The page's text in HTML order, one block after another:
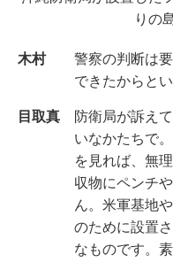
りの
木村
警察の判断は
できたからと
目取真
防衛局が訴え
いなかたちで
を見れば、無
収物にペンチ
ん。米軍基地
のために設置
なものです。